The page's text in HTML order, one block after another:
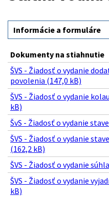
Informácie a formuláre
Dokumenty na stiahnutie
ŠVS - Žiadosť o vydanie
povolenia (147,0 kB)
ŠVS - Žiadosť o vydanie
kB)
ŠvS - Žiadosť o vydanie
ŠVS - Žiadosť o vydanie
(162,2 kB)
ŠVS - Žiadosť o vydanie
ŠVS - Žiadosť o vydanie
kB)